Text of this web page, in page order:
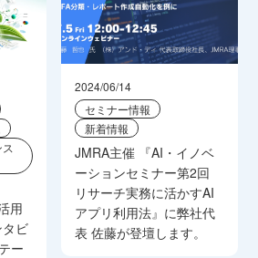
用
ビ
ー
2024/06/14
セミナー情報
新着情報
JMRA主催 『AI・イノベ
ーションセミナー第2回
リサーチ実務に活かすAI
アプリ利用法』に弊社代
表 佐藤が登壇します。